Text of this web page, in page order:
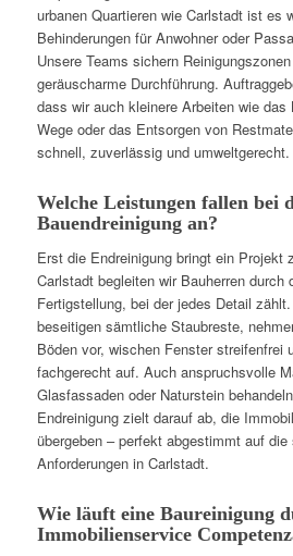
urbanen Quartieren wie Carlstadt ist es
Behinderungen für Anwohner oder
Unsere Teams sichern
geräuscharme Durchführung.
dass wir auch kleinere Arbeiten wie das
Wege oder das Entsorgen von
schnell, zuverlässig und umweltgerecht.
Welche Leistungen fallen bei
Bauendreinigung an?
Erst die Endreinigung bringt ein Projekt
Carlstadt begleiten wir Bauherren durch
Fertigstellung, bei der jedes Detail
beseitigen sämtliche Staubreste,
Böden vor, wischen Fenster streifenfrei
fachgerecht auf. Auch anspruchsvolle
Glasfassaden oder Naturstein
Endreinigung zielt darauf ab, die
übergeben – perfekt abgestimmt auf
Anforderungen in Carlstadt.
Wie läuft eine Baureinigung
Immobilienservice